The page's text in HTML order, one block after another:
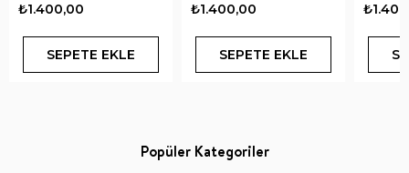
₺1.400,00
SEPETE EKLE
₺1.400,00
SEPETE EKLE
Popüler Kategoriler